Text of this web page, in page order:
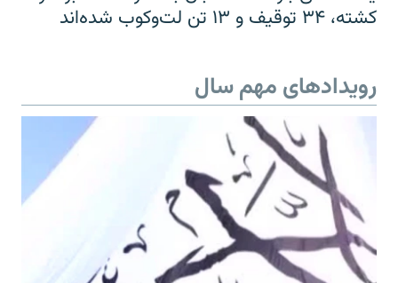
کشته، ۳۴ توقیف و ۱۳ تن لت‌وکوب شده‌اند
رویدادهای مهم سال